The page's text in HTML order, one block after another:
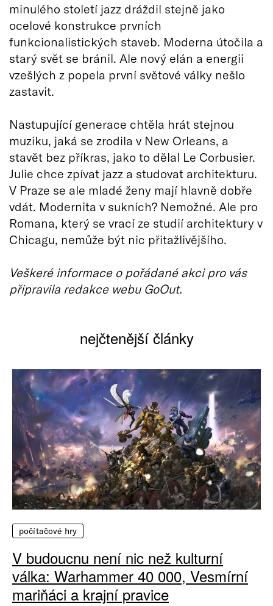
minulého století jazz dráždil stejně jako
ocelové konstrukce prvních
funkcionalistických staveb. Moderna útočila a
starý svět se bránil. Ale nový elán a energii
vzešlých z popela první světové války nešlo
zastavit.
Nastupující generace chtěla hrát stejnou
muziku, jaká se zrodila v New Orleans, a
stavět bez příkras, jako to dělal Le Corbusier.
Julie chce zpívat jazz a studovat architekturu.
V Praze se ale mladé ženy mají hlavně dobře
vdát. Modernita v sukních? Nemožné. Ale pro
Romana, který se vrací ze studií architektury v
Chicagu, nemůže být nic přitažlivějšího.
Veškeré informace o pořádané akci pro vás
připravila redakce webu GoOut.
nejčtenější články
počítačové hry
V budoucnu není nic než kulturní
válka: Warhammer 40 000, Vesmírní
mariňáci a krajní pravice